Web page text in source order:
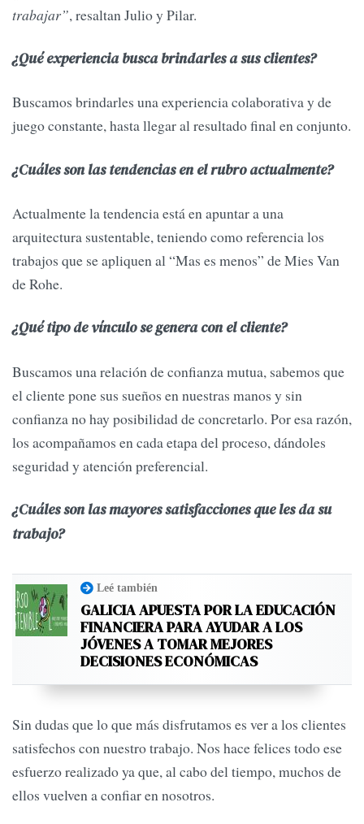
trabajar”, resaltan Julio y Pilar.
¿Qué experiencia busca brindarles a sus clientes?
Buscamos brindarles una experiencia colaborativa y de
juego constante, hasta llegar al resultado final en conjunto.
¿Cuáles son las tendencias en el rubro actualmente?
Actualmente la tendencia está en apuntar a una
arquitectura sustentable, teniendo como referencia los
trabajos que se apliquen al “Mas es menos” de Mies Van
de Rohe.
¿Qué tipo de vínculo se genera con el cliente?
Buscamos una relación de confianza mutua, sabemos que
el cliente pone sus sueños en nuestras manos y sin
confianza no hay posibilidad de concretarlo. Por esa razón,
los acompañamos en cada etapa del proceso, dándoles
seguridad y atención preferencial.
¿Cuáles son las mayores satisfacciones que les da su
trabajo?
Leé también
GALICIA APUESTA POR LA EDUCACIÓN
FINANCIERA PARA AYUDAR A LOS
JÓVENES A TOMAR MEJORES
DECISIONES ECONÓMICAS
Sin dudas que lo que más disfrutamos es ver a los clientes
satisfechos con nuestro trabajo. Nos hace felices todo ese
esfuerzo realizado ya que, al cabo del tiempo, muchos de
ellos vuelven a confiar en nosotros.